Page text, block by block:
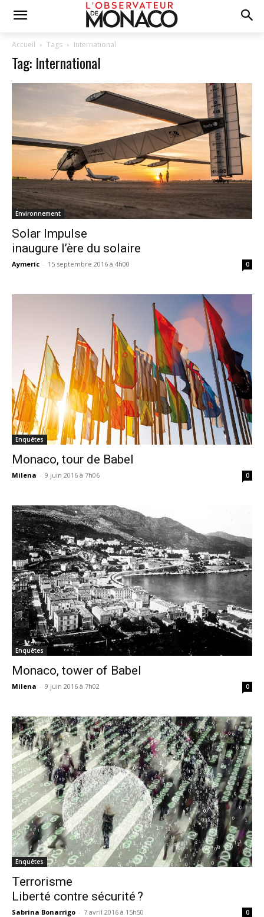
Accueil Tags International
Tag: International
Environnement
Solar Impulse
inaugure l’ère du solaire
Aymeric - 15 septembre 2016 à 4h00 0
Enquêtes
Monaco, tour de Babel
Milena - 9 juin 2016 à 7h06 0
Enquêtes
Monaco, tower of Babel
Milena - 9 juin 2016 à 7h02 0
Enquêtes
Terrorisme
Liberté contre sécurité ?
Sabrina Bonarrigo - 7 avril 2016 à 15h50 0